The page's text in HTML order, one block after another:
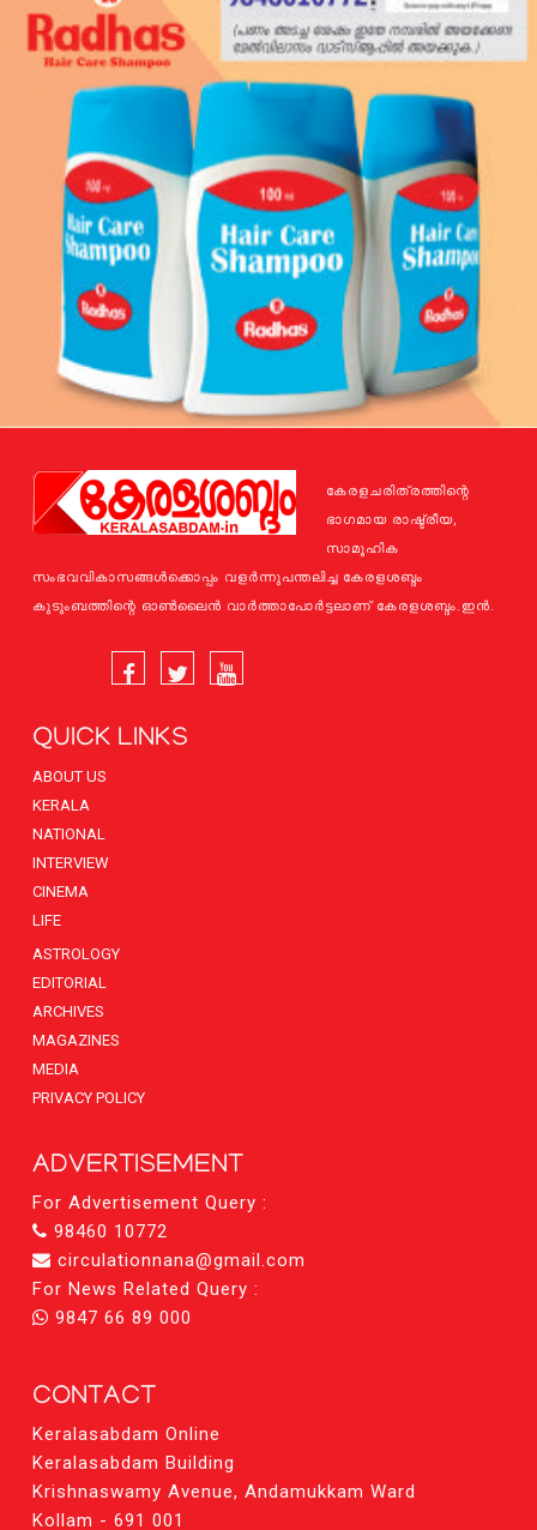
കേരളചരിത്രത്തിന്റെ
ഭാഗമായ രാഷ്ട്രീയ,
സാമൂഹിക
സംഭവവികാസങ്ങള്‍ക്കൊപ്പം വളര്‍ന്നുപന്തലിച്ച കേരളശബ്ദം
കുടുംബത്തിന്റെ ഓണ്‍ലൈന്‍ വാര്‍ത്താപോര്‍ട്ടലാണ് കേരളശബ്ദം.ഇന്‍.
QUICK LINKS
ABOUT US
KERALA
NATIONAL
INTERVIEW
CINEMA
LIFE
ASTROLOGY
EDITORIAL
ARCHIVES
MAGAZINES
MEDIA
PRIVACY POLICY
ADVERTISEMENT
For Advertisement Query :
98460 10772
circulationnana@gmail.com
For News Related Query :
9847 66 89 000
CONTACT
Keralasabdam Online
Keralasabdam Building
Krishnaswamy Avenue, Andamukkam Ward
Kollam - 691 001